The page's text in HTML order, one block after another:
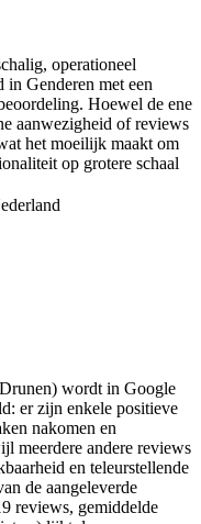
operationeel
Genderen met een
Hoewel de ene
aanwezigheid of reviews
het moeilijk maakt om
op grotere schaal
wordt in Google
er zijn enkele positieve
nakomen en
meerdere andere reviews
en teleurstellende
de aangeleverde
reviews, gemiddelde